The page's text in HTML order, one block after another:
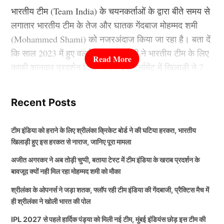
हर वर्ष पांच लाख रुपये तक की कैशलेस चिकित्सा सुविधा देने का
निर्णय लिया है। इस योजना के तहत सूचीबद्ध अस्पतालों में बिना
आर्थिक बोझ के इलाज कराया जा सकेगा। बढ़ती उम्र और
स्वास्थ्य संबंधी चुनौतियों को देखते हुए यह फैसला बेहद महत्वपूर्ण
माना जा रहा है। इससे लोकतंत्र सेनानियों और उनके परिवारों को
लोकतांत्रिक मूल्यों को मजबूत करने का संदेश
मुख्यमंत्री मोहन यादव ने कहा कि लोकतंत्र केवल एक व्यवस्था
की रक्षा के लिए संघर्ष किया, उन्हें सम्मान देना आने वाली पीढ़ियों के
लिए भी प्रेरणा का स्रोत बनेगा। उन्होंने युवाओं से लोकतांत्रिक
मूल्यों को समझने और संविधान के प्रति अपनी जिम्मेदारियों का
ईमानदारी से पालन करने की अपील भी की।
भारतीय टीम (Team India) के चयनकर्ताओं के द्वारा बीते समय से
लगातार भारतीय टीम के तेज और घातक गेंदबाज मोहम्मद शमी
(Mohammed Shami) को नजरअंदाज किया जा रहा है। बता दें
कि साल 2023 में हुए वर्ल्ड कप में खिलाड़ी ने भारतीय टीम के लिए
काफी शानदार प्रदर्शन दिखाया है। इस टूर्नामेंट में खिलाड़ी ने 7
इस बेहतरीन प्रदर्शन के कारण फैंस का मानना था कि मोहम्मद
शमी (Mohammed Shami) को आने वाले समय में और भी ज्यादा
कारण भारतीय टीम से दूर हो गए हैं।
साल 2025 मे हुई Mohammed Shami
का टीम में वापसी
Recent Posts
टीम इंडिया को हराने के लिए श्रीलंका क्रिकेट बोर्ड ने की घटिया हरकत, भारतीय
खिलाड़ी हुए इस हरकत से नाराज, जानिए पूरा मामला
अजीत अगरकर ने अब तोड़ी चुप्पी, बताया टेस्ट में टीम इंडिया के खराब प्रदर्शन के
बावजूद क्यों नही मिल रहा मोहम्मद शमी को मौका
श्रीलंका के ओपनर्स ने जड़ा शतक, फ्लॉप रही टीम इंडिया की गेंदबाजी, प्रैक्टिस मैच में
ही श्रीलंका ने खोली भारत की पोल
IPL 2027 से पहले हार्दिक पंड्या को मिली नई टीम, मुंबई इंडियंस छोड़ इस टीम की